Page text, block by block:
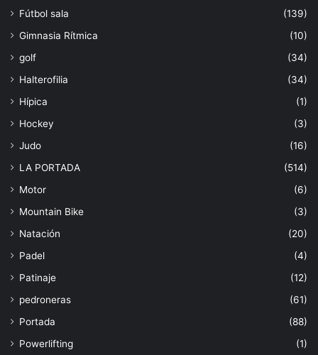
Fútbol sala
(139)
Gimnasia Rítmica
(10)
golf
(34)
Halterofilia
(34)
Hípica
(1)
Hockey
(3)
Judo
(16)
LA PORTADA
(514)
Motor
(6)
Mountain Bike
(3)
Natación
(20)
Padel
(4)
Patinaje
(12)
pedroneras
(61)
Portada
(88)
Powerlifting
(1)